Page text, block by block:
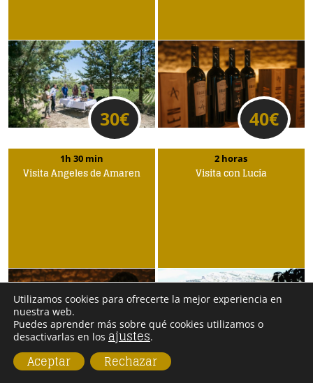
30€ 40€
1h 30 min
Visita Ángeles de Amaren
25€
2 horas
Visita con Lucía
Utilizamos cookies para ofrecerte la mejor experiencia en
nuestra web.
Puedes aprender más sobre qué cookies utilizamos o
desactivarlas en los ajustes.
Aceptar Rechazar